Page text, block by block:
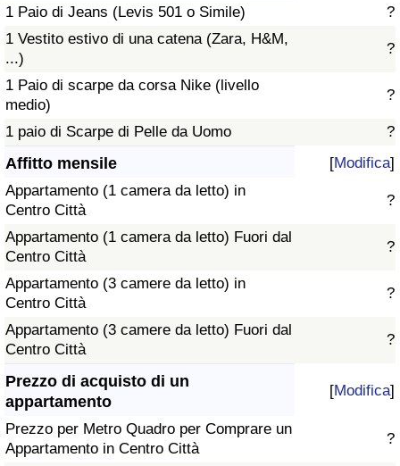
1 Paio di Jeans (Levis 501 o Simile)
?
1 Vestito estivo di una catena (Zara, H&M,
...)
?
1 Paio di scarpe da corsa Nike (livello
medio)
?
1 paio di Scarpe di Pelle da Uomo ?
Affitto mensile [Modifica]
Appartamento (1 camera da letto) in
Centro Città
?
Appartamento (1 camera da letto) Fuori dal
Centro Città
?
Appartamento (3 camere da letto) in
Centro Città
?
Appartamento (3 camere da letto) Fuori dal
Centro Città
?
Prezzo di acquisto di un
appartamento
[Modifica]
Prezzo per Metro Quadro per Comprare un
Appartamento in Centro Città
?